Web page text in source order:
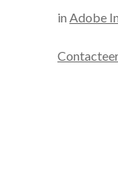
in Adobe